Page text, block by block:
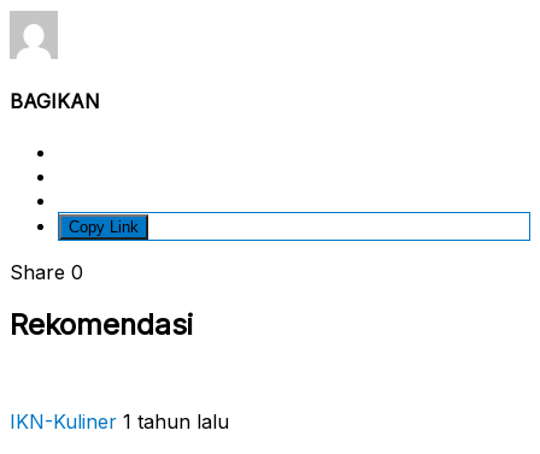
BAGIKAN
Copy Link
Share 0
Rekomendasi
IKN-Kuliner 1 tahun lalu